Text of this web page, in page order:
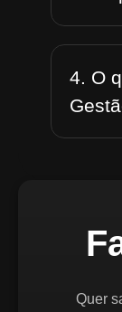
4. O
Quer